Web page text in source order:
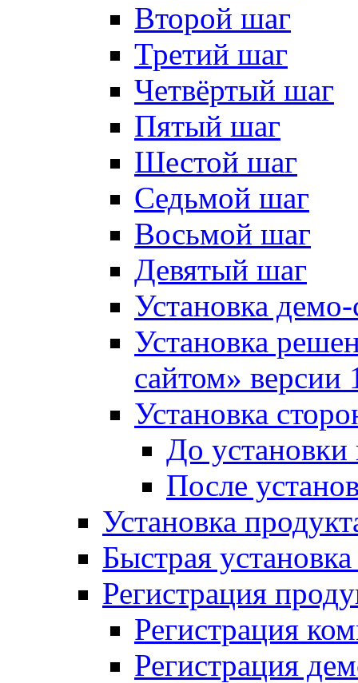
Второй шаг
Третий шаг
Четвёртый шаг
Пятый шаг
Шестой шаг
Седьмой шаг
Восьмой шаг
Девятый шаг
Установка
Установка
сайтом»
Установка
До установки
После
Установка
Быстрая
Регистрация
Регистрация
Регистрация